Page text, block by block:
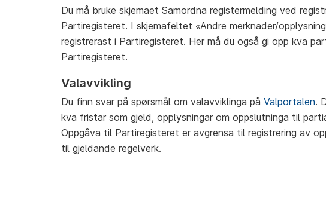
Du må bruke skjemaet Samordna registermelding ved
Partiregisteret. I skjemafeltet «Andre merknader/
registrerast i Partiregisteret. Her må du også gi opp kva
Partiregisteret.
Valavvikling
Du finn svar på spørsmål om valavviklinga på Valportalen.
kva fristar som gjeld, opplysningar om oppslutninga til
Oppgåva til Partiregisteret er avgrensa til registrering av
til gjeldande regelverk.